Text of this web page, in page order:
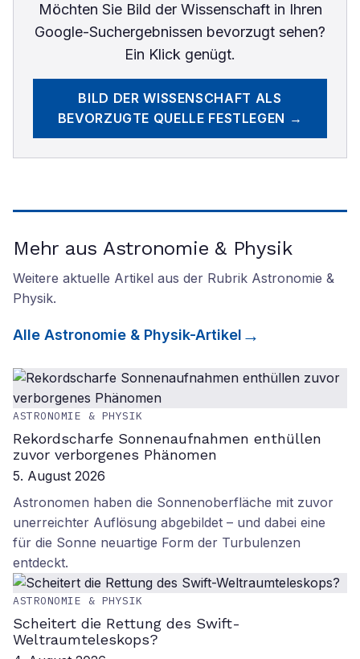
Möchten Sie Bild der Wissenschaftin Ihren
Google-Suchergebnissen bevorzugt sehen?
Ein Klick genügt.
BILD DER WISSENSCHAFT ALS
BEVORZUGTE QUELLE FESTLEGEN →
Mehr aus Astronomie & Physik
Weitere aktuelle Artikel aus der Rubrik Astronomie &
Physik.
Alle Astronomie & Physik-Artikel
ASTRONOMIE & PHYSIK
Rekordscharfe Sonnenaufnahmen enthüllen
zuvor verborgenes Phänomen
5. August 2026
Astronomen haben die Sonnenoberfläche mit zuvor
unerreichter Auflösung abgebildet – und dabei eine
für die Sonne neuartige Form der Turbulenzen
entdeckt.
ASTRONOMIE & PHYSIK
Scheitert die Rettung des Swift-
Weltraumteleskops?